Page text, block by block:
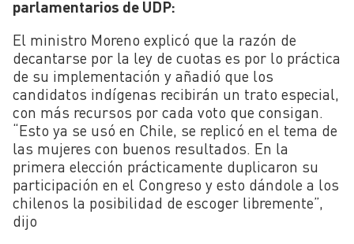
parlamentarios de UDP:
El ministro Moreno explicó que la razón de
decantarse por la ley de cuotas es por lo práctica
de su implementación y añadió que los
candidatos indígenas recibirán un trato especial,
con más recursos por cada voto que consigan.
“Esto ya se usó en Chile, se replicó en el tema de
las mujeres con buenos resultados. En la
primera elección prácticamente duplicaron su
participación en el Congreso y esto dándole a los
chilenos la posibilidad de escoger libremente”,
dijo